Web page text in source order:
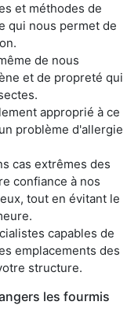
et méthodes de
qui nous permet de
de nous
et de propreté qui
approprié à ce
problème d'allergie
cas extrêmes des
confiance à nos
tout en évitant le
capables de
emplacements des
structure.
les fourmis